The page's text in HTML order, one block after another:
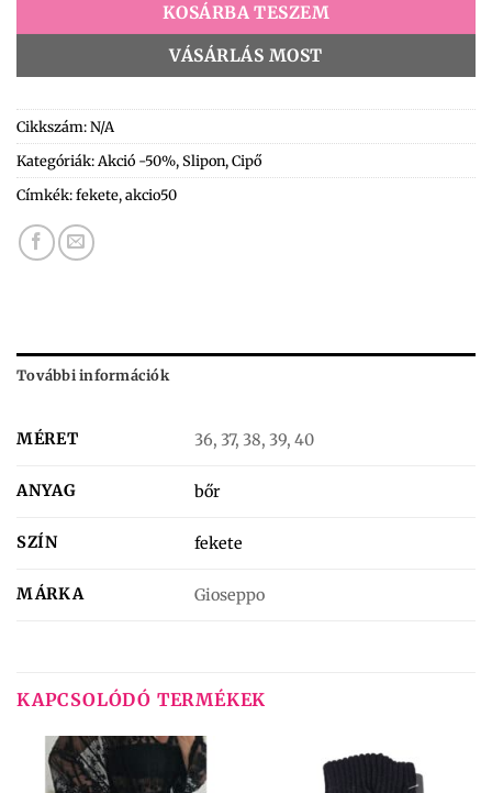
KOSÁRBA TESZEM
VÁSÁRLÁS MOST
Cikkszám:N/A
Kategóriák: Akció -50%,Slipon,Cipő
Címkék:fekete,akcio50
További információk
MÉRET 36, 37, 38, 39, 40
ANYAG bőr
SZÍN fekete
MÁRKA Gioseppo
KAPCSOLÓDÓ TERMÉKEK